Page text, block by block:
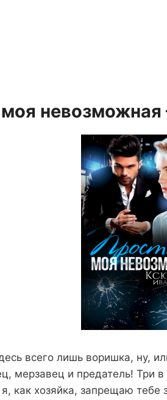
всего лишь воришка, ну,
мерзавец и предатель! Три
как хозяйка, запрещаю